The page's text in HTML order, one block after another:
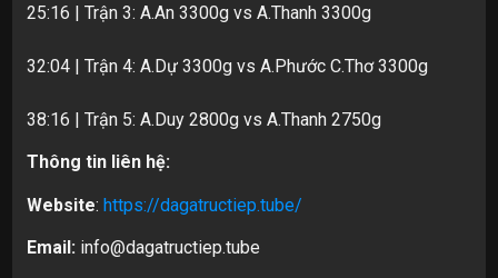
25:16 | Trận 3: A.An 3300g vs A.Thanh 3300g
32:04 | Trận 4: A.Dự 3300g vs A.Phước C.Thơ 3300g
38:16 | Trận 5: A.Duy 2800g vs A.Thanh 2750g
Thông tin liên hệ:
Website: https://dagatructiep.tube/
Email: info@dagatructiep.tube